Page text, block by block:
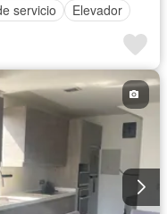
servicio
Elevador
Cocina equipada
Agua
Asador
Zonas verdes
con closet
Permite mascotas